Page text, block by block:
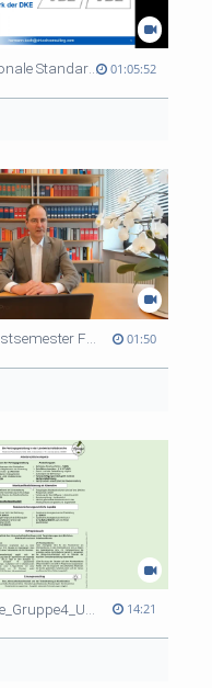
AWE Internationale Standardisierung Teil 1.1 bis 1.4 4 01:05:52
Begrüßung Erstsemester Fachbereich 3 01:50
14:21